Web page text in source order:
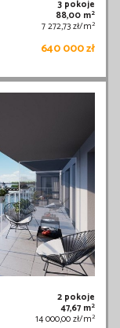
3 pokoje
88,00 m2
7 272,73 zł/m2
640 000 zł
2 pokoje
47,67 m2
14 000,00 zł/m2